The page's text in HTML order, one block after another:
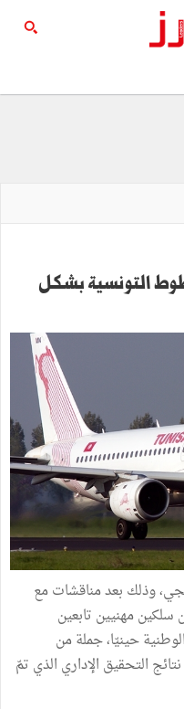
التونسية بشكل
وذلك بعدمناقشاتمع
سلكينمهنيين تابعين
الوطنيةحينيّا،جملةمن
نتائج التحقيق الإداري الذي تمّ